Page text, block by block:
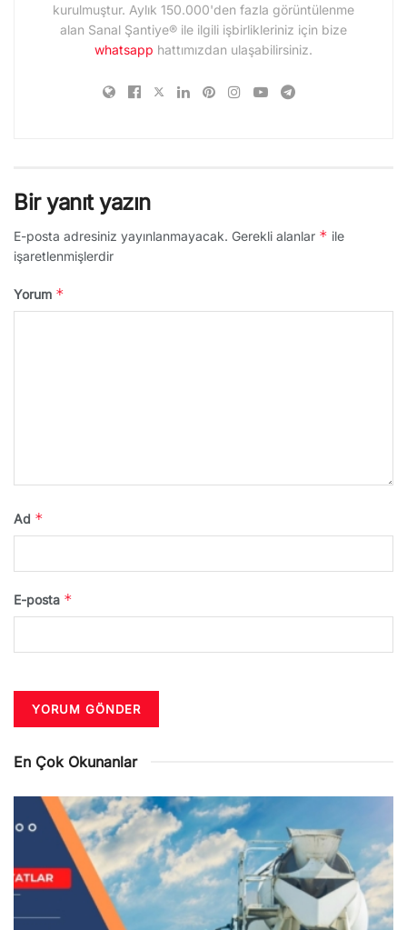
kurulmuştur. Aylık 150.000'den fazla görüntülenme
alan Sanal Şantiye® ile ilgili işbirlikleriniz için bize
whatsapp hattımızdan ulaşabilirsiniz.
Bir yanıt yazın
E-posta adresiniz yayınlanmayacak. Gerekli alanlar * ile
işaretlenmişlerdir
Yorum *
Ad *
E-posta *
En Çok Okunanlar